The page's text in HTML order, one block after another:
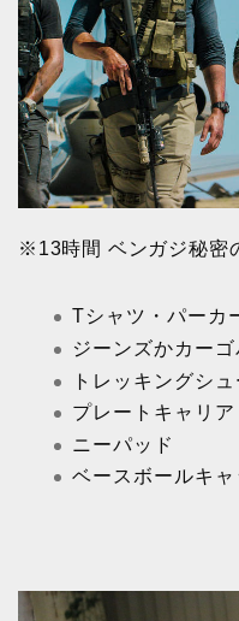
※13時間 ベンガジ秘密
Tシャツ・パーカ
ジーンズかカーゴ
トレッキングシ
プレートキャリア
ニーパッド
ベースボールキ